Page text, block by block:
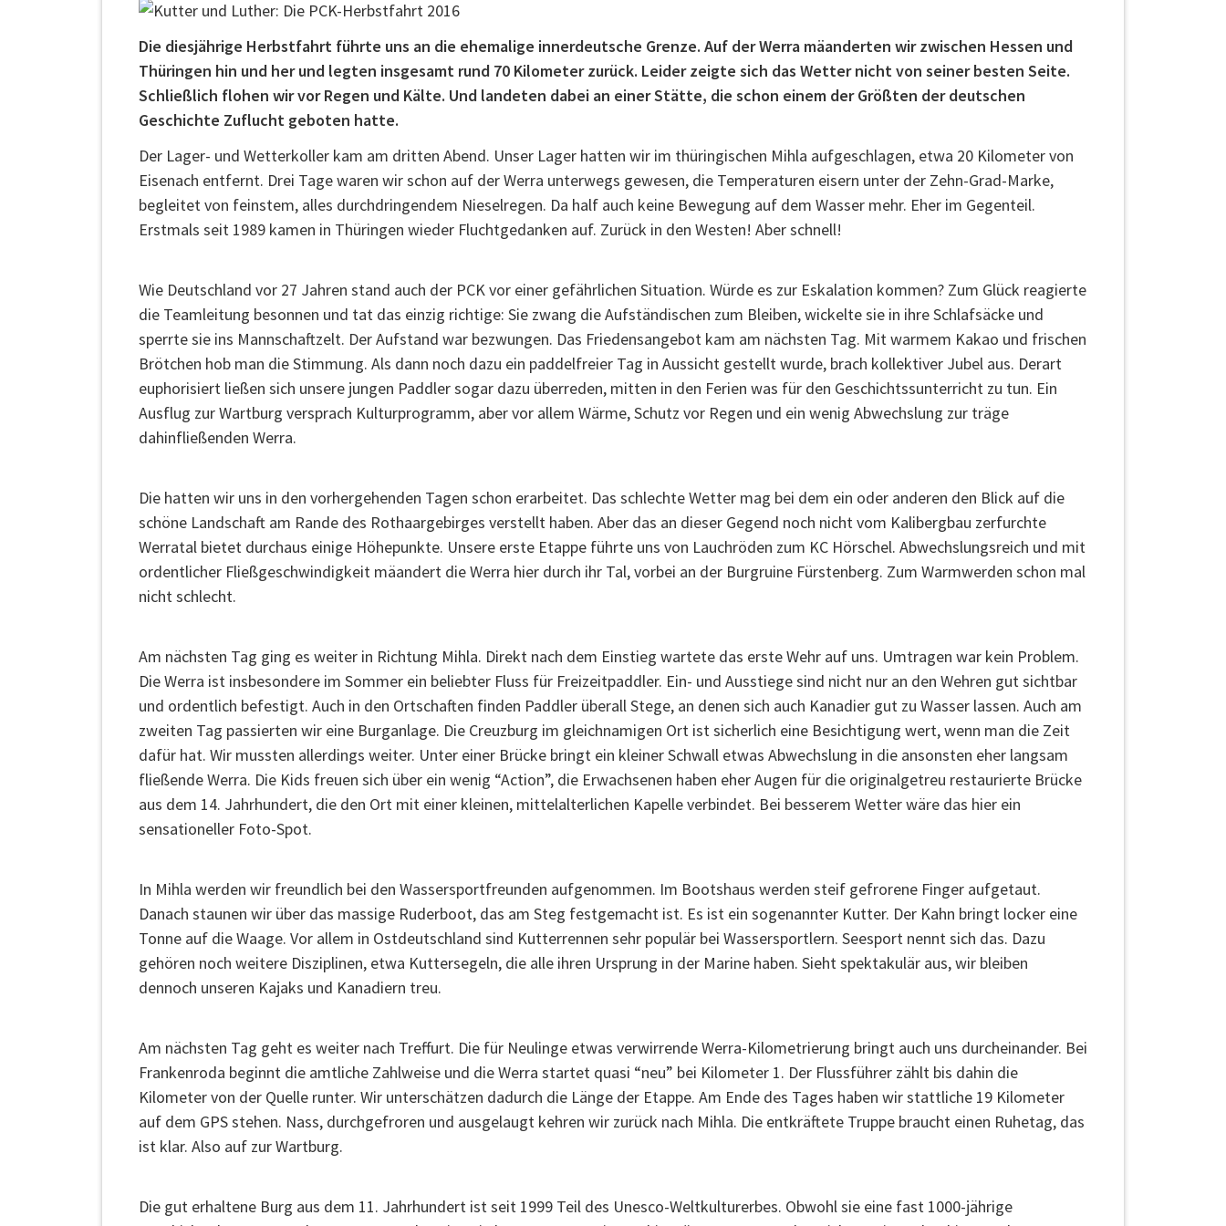
Die diesjährige Herbstfahrt führte uns an die ehemalige innerdeutsche Grenze. Auf der Werra mäanderten wir zwischen Hessen und
Thüringen hin und her und legten insgesamt rund 70 Kilometer zurück. Leider zeigte sich das Wetter nicht von seiner besten Seite.
Schließlich flohen wir vor Regen und Kälte. Und landeten dabei an einer Stätte, die schon einem der Größten der deutschen
Geschichte Zuflucht geboten hatte.
Der Lager- und Wetterkoller kam am dritten Abend. Unser Lager hatten wir im thüringischen Mihla aufgeschlagen, etwa 20 Kilometer von
Eisenach entfernt. Drei Tage waren wir schon auf der Werra unterwegs gewesen, die Temperaturen eisern unter der Zehn-Grad-Marke,
begleitet von feinstem, alles durchdringendem Nieselregen. Da half auch keine Bewegung auf dem Wasser mehr. Eher im Gegenteil.
Erstmals seit 1989 kamen in Thüringen wieder Fluchtgedanken auf. Zurück in den Westen! Aber schnell!
Wie Deutschland vor 27 Jahren stand auch der PCK vor einer gefährlichen Situation. Würde es zur Eskalation kommen? Zum Glück reagierte
die Teamleitung besonnen und tat das einzig richtige: Sie zwang die Aufständischen zum Bleiben, wickelte sie in ihre Schlafsäcke und
sperrte sie ins Mannschaftzelt. Der Aufstand war bezwungen. Das Friedensangebot kam am nächsten Tag. Mit warmem Kakao und frischen
Brötchen hob man die Stimmung. Als dann noch dazu ein paddelfreier Tag in Aussicht gestellt wurde, brach kollektiver Jubel aus. Derart
euphorisiert ließen sich unsere jungen Paddler sogar dazu überreden, mitten in den Ferien was für den Geschichtssunterricht zu tun. Ein
Ausflug zur Wartburg versprach Kulturprogramm, aber vor allem Wärme, Schutz vor Regen und ein wenig Abwechslung zur träge
dahinfließenden Werra.
Die hatten wir uns in den vorhergehenden Tagen schon erarbeitet. Das schlechte Wetter mag bei dem ein oder anderen den Blick auf die
schöne Landschaft am Rande des Rothaargebirges verstellt haben. Aber das an dieser Gegend noch nicht vom Kalibergbau zerfurchte
Werratal bietet durchaus einige Höhepunkte. Unsere erste Etappe führte uns von Lauchröden zum KC Hörschel. Abwechslungsreich und mit
ordentlicher Fließgeschwindigkeit mäandert die Werra hier durch ihr Tal, vorbei an der Burgruine Fürstenberg. Zum Warmwerden schon mal
nicht schlecht.
Am nächsten Tag ging es weiter in Richtung Mihla. Direkt nach dem Einstieg wartete das erste Wehr auf uns. Umtragen war kein Problem.
Die Werra ist insbesondere im Sommer ein beliebter Fluss für Freizeitpaddler. Ein- und Ausstiege sind nicht nur an den Wehren gut sichtbar
und ordentlich befestigt. Auch in den Ortschaften finden Paddler überall Stege, an denen sich auch Kanadier gut zu Wasser lassen. Auch am
zweiten Tag passierten wir eine Burganlage. Die Creuzburg im gleichnamigen Ort ist sicherlich eine Besichtigung wert, wenn man die Zeit
dafür hat. Wir mussten allerdings weiter. Unter einer Brücke bringt ein kleiner Schwall etwas Abwechslung in die ansonsten eher langsam
fließende Werra. Die Kids freuen sich über ein wenig “Action”, die Erwachsenen haben eher Augen für die originalgetreu restaurierte Brücke
aus dem 14. Jahrhundert, die den Ort mit einer kleinen, mittelalterlichen Kapelle verbindet. Bei besserem Wetter wäre das hier ein
sensationeller Foto-Spot.
In Mihla werden wir freundlich bei den Wassersportfreunden aufgenommen. Im Bootshaus werden steif gefrorene Finger aufgetaut.
Danach staunen wir über das massige Ruderboot, das am Steg festgemacht ist. Es ist ein sogenannter Kutter. Der Kahn bringt locker eine
Tonne auf die Waage. Vor allem in Ostdeutschland sind Kutterrennen sehr populär bei Wassersportlern. Seesport nennt sich das. Dazu
gehören noch weitere Disziplinen, etwa Kuttersegeln, die alle ihren Ursprung in der Marine haben. Sieht spektakulär aus, wir bleiben
dennoch unseren Kajaks und Kanadiern treu.
Am nächsten Tag geht es weiter nach Treffurt. Die für Neulinge etwas verwirrende Werra-Kilometrierung bringt auch uns durcheinander. Bei
Frankenroda beginnt die amtliche Zahlweise und die Werra startet quasi “neu” bei Kilometer 1. Der Flussführer zählt bis dahin die
Kilometer von der Quelle runter. Wir unterschätzen dadurch die Länge der Etappe. Am Ende des Tages haben wir stattliche 19 Kilometer
auf dem GPS stehen. Nass, durchgefroren und ausgelaugt kehren wir zurück nach Mihla. Die entkräftete Truppe braucht einen Ruhetag, das
ist klar. Also auf zur Wartburg.
Die gut erhaltene Burg aus dem 11. Jahrhundert ist seit 1999 Teil des Unesco-Weltkulturerbes. Obwohl sie eine fast 1000-jährige